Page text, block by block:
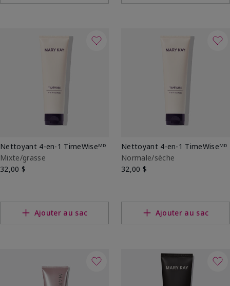
Nettoyant 4-en-1 TimeWiseᴹᴰ
Mixte/grasse
32,00 $
Ajouter au sac
Nettoyant 4-en-1 TimeWiseᴹᴰ
Normale/sèche
32,00 $
Ajouter au sac